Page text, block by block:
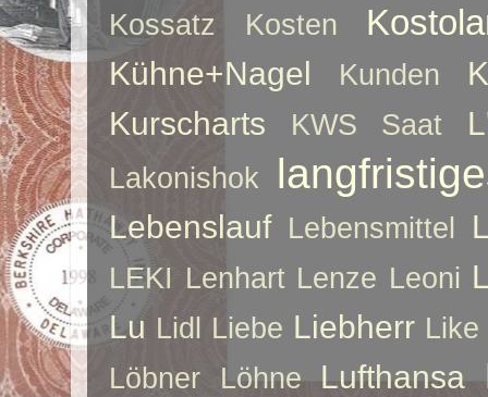
Kossatz
Kosten
Kühne+Nagel Kunden
Kurscharts
KWS Saat
Lakonishok
Lebenslauf Lebensmittel
LEKI Lenhart Lenze Leoni
Lu Lidl Liebe Liebherr Like
Löbner
Löhne Lufthansa